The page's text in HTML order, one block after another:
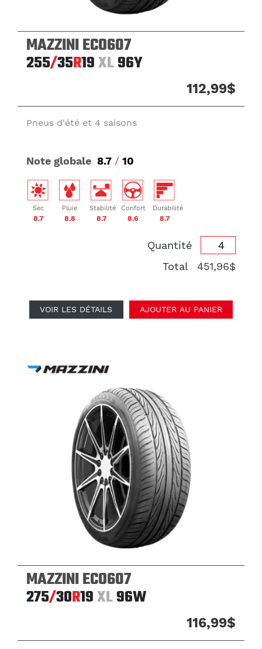
MAZZINI ECO607
255/35R19XL96Y
112,99$
Pneus d'été et 4 saisons
Note globale 8.7 / 10
Sec
8.7
Pluie
8.8
Stabilité
8.7
Confort
8.6
Durabilité
8.7
Quantité
Total
451,96$
VOIR LES DÉTAILS AJOUTER AU PANIER
MAZZINI ECO607
275/30R19XL96W
116,99$